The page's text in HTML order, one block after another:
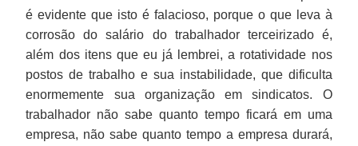
é evidente que isto é falacioso, porque o que leva à
corrosão do salário do trabalhador terceirizado é,
além dos itens que eu já lembrei, a rotatividade nos
postos de trabalho e sua instabilidade, que dificulta
enormemente sua organização em sindicatos. O
trabalhador não sabe quanto tempo ficará em uma
empresa, não sabe quanto tempo a empresa durará,